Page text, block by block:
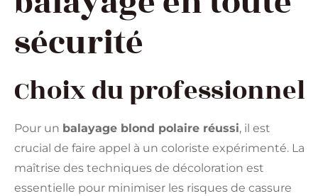
sécurité
Choix du professionnel
Pour un balayage blond polaire réussi, il est
crucial de faire appel à un coloriste expérimenté. La
maîtrise des techniques de décoloration est
essentielle pour minimiser les risques de cassure